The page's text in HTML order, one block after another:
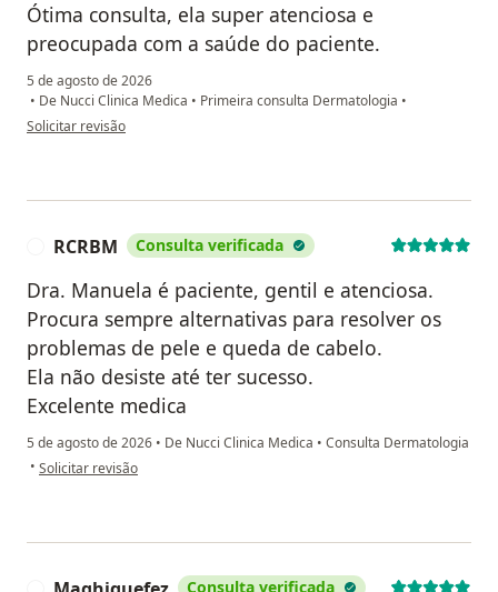
Ótima consulta, ela super atenciosa e
preocupada com a saúde do paciente.
5 de agosto de 2026
• De Nucci Clinica Medica • Primeira consulta Dermatologia •
na opinião do utilizador CC
Solicitar revisão
RCRBM Consulta verificada
Dra. Manuela é paciente, gentil e atenciosa.
Procura sempre alternativas para resolver os
problemas de pele e queda de cabelo.
Ela não desiste até ter sucesso.
Excelente medica
5 de agosto de 2026 • De Nucci Clinica Medica • Consulta Dermatologia
• na opinião do utilizador RCRBM
Solicitar revisão
Consulta verificada